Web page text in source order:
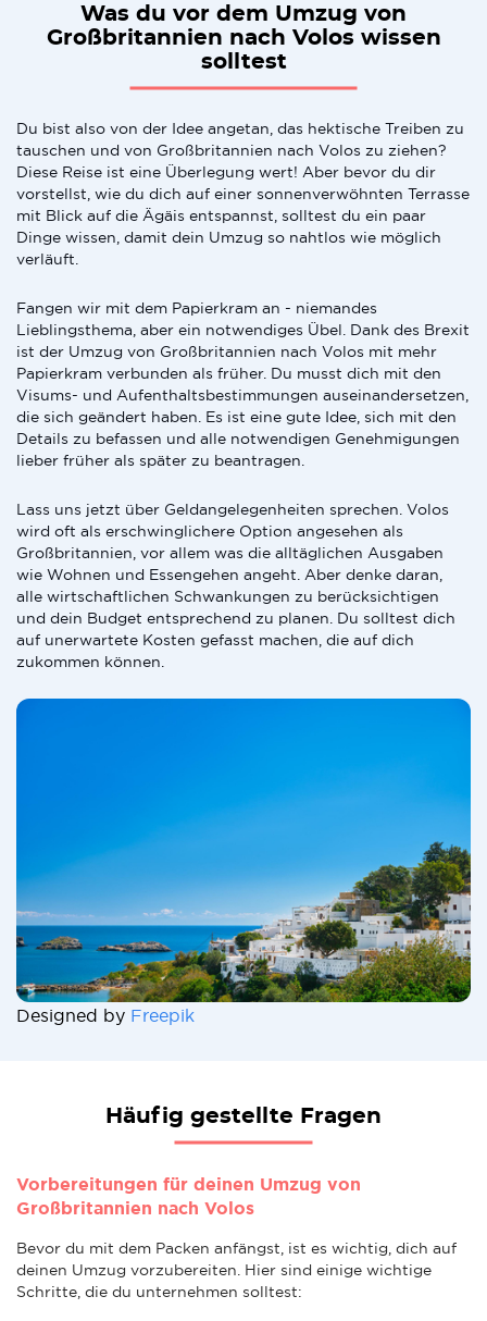
Was du vor dem Umzug von
Großbritannien nach Volos wissen
solltest
Du bist also von der Idee angetan, das hektische Treiben zu
tauschen und von Großbritannien nach Volos zu ziehen?
Diese Reise ist eine Überlegung wert! Aber bevor du dir
vorstellst, wie du dich auf einer sonnenverwöhnten Terrasse
mit Blick auf die Ägäis entspannst, solltest du ein paar
Dinge wissen, damit dein Umzug so nahtlos wie möglich
verläuft.
Fangen wir mit dem Papierkram an - niemandes
Lieblingsthema, aber ein notwendiges Übel. Dank des Brexit
ist der Umzug von Großbritannien nach Volos mit mehr
Papierkram verbunden als früher. Du musst dich mit den
Visums- und Aufenthaltsbestimmungen auseinandersetzen,
die sich geändert haben. Es ist eine gute Idee, sich mit den
Details zu befassen und alle notwendigen Genehmigungen
lieber früher als später zu beantragen.
Lass uns jetzt über Geldangelegenheiten sprechen. Volos
wird oft als erschwinglichere Option angesehen als
Großbritannien, vor allem was die alltäglichen Ausgaben
wie Wohnen und Essengehen angeht. Aber denke daran,
alle wirtschaftlichen Schwankungen zu berücksichtigen
und dein Budget entsprechend zu planen. Du solltest dich
auf unerwartete Kosten gefasst machen, die auf dich
zukommen können.
Designed by Freepik
Häufig gestellte Fragen
Vorbereitungen für deinen Umzug von
Großbritannien nach Volos
Bevor du mit dem Packen anfängst, ist es wichtig, dich auf
deinen Umzug vorzubereiten. Hier sind einige wichtige
Schritte, die du unternehmen solltest: